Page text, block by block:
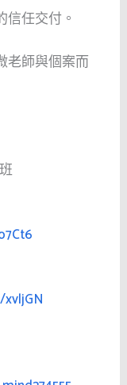
任交付。
老師與個案而